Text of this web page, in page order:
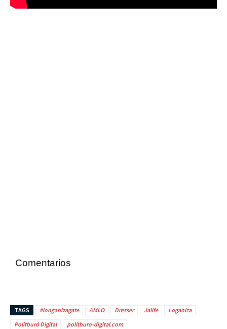
Comentarios
TAGS #longanizagate AMLO Dresser Jalife
Loganiza
Politburó Digital
politburo-digital.com